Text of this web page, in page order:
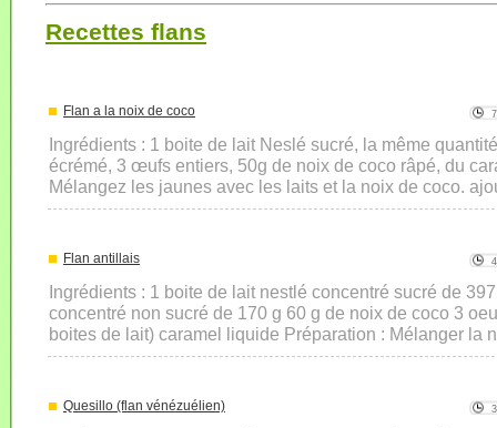
Recettes flans
Flan a la noix de coco
Ingrédients : 1 boite de lait Neslé sucré, la même
écrémé, 3 œufs entiers, 50g de noix de coco râpé, du
Mélangez les jaunes avec les laits et la noix de coco.
Flan antillais
Ingrédients : 1 boite de lait nestlé concentré sucré de
concentré non sucré de 170 g 60 g de noix de coco 3
boites de lait) caramel liquide Préparation : Mélanger la
Quesillo (flan vénézuélien)